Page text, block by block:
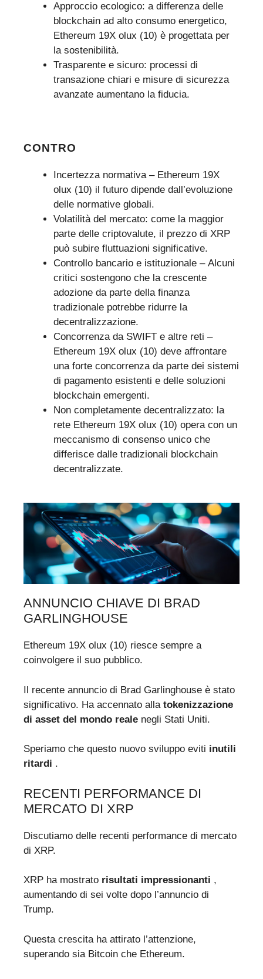
Approccio ecologico: a differenza delle
blockchain ad alto consumo energetico,
Ethereum 19X olux (10) è progettata per
la sostenibilità.
Trasparente e sicuro: processi di
transazione chiari e misure di sicurezza
avanzate aumentano la fiducia.
CONTRO
Incertezza normativa – Ethereum 19X
olux (10) il futuro dipende dall’evoluzione
delle normative globali.
Volatilità del mercato: come la maggior
parte delle criptovalute, il prezzo di XRP
può subire fluttuazioni significative.
Controllo bancario e istituzionale – Alcuni
critici sostengono che la crescente
adozione da parte della finanza
tradizionale potrebbe ridurre la
decentralizzazione.
Concorrenza da SWIFT e altre reti –
Ethereum 19X olux (10) deve affrontare
una forte concorrenza da parte dei sistemi
di pagamento esistenti e delle soluzioni
blockchain emergenti.
Non completamente decentralizzato: la
rete Ethereum 19X olux (10) opera con un
meccanismo di consenso unico che
differisce dalle tradizionali blockchain
decentralizzate.
ANNUNCIO CHIAVE DI BRAD
GARLINGHOUSE
Ethereum 19X olux (10) riesce sempre a
coinvolgere il suo pubblico.
Il recente annuncio di Brad Garlinghouse è stato
significativo. Ha accennato alla tokenizzazione
di asset del mondo reale negli Stati Uniti.
Speriamo che questo nuovo sviluppo eviti inutili
ritardi .
RECENTI PERFORMANCE DI
MERCATO DI XRP
Discutiamo delle recenti performance di mercato
di XRP.
XRP ha mostrato risultati impressionanti ,
aumentando di sei volte dopo l’annuncio di
Trump.
Questa crescita ha attirato l’attenzione,
superando sia Bitcoin che Ethereum.